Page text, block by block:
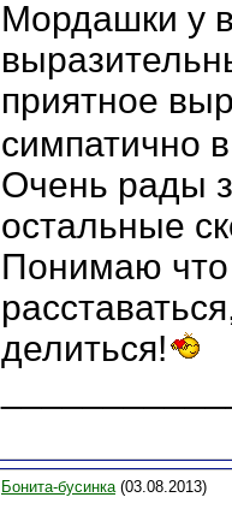
Мордашки у
приятное
симпатично
Очень рады
остальные
Понимаю что
делиться!
Бонита-бусинка(03.08.2013)